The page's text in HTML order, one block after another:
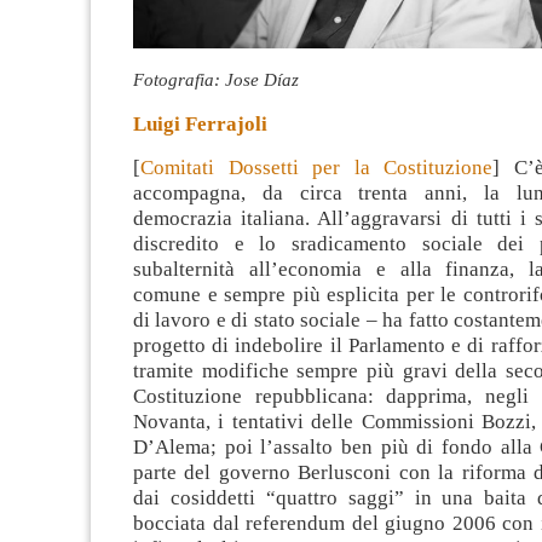
Fotografia: Jose Díaz
Luigi Ferrajoli
[Comitati Dossetti per la Costituzione]
accompagna, da circa trenta anni, la
democrazia italiana. All’aggravarsi di tutti i
discredito e lo sradicamento sociale
subalternità all’economia e alla finanza,
comune e sempre più esplicita per le
di lavoro e di stato sociale – ha fatto
progetto di indebolire il Parlamento e di
tramite modifiche sempre più gravi della
Costituzione repubblicana: dapprima,
Novanta, i tentativi delle Commissioni
D’Alema; poi l’assalto ben più di fondo alla
parte del governo Berlusconi con la riforma
dai cosiddetti “quattro saggi” in una baita
bocciata dal referendum del giugno 2006